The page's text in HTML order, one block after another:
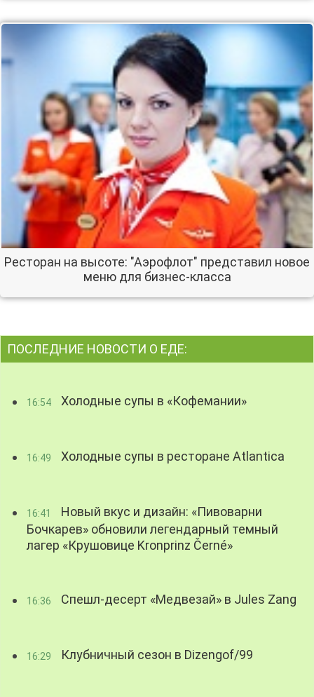
Ресторан на высоте: "Аэрофлот" представил новое
меню для бизнес-класса
ПОСЛЕДНИЕ НОВОСТИ О ЕДЕ:
16:54 Холодные супы в «Кофемании»
16:49 Холодные супы в ресторане Atlantica
16:41
Новый вкус и дизайн: «Пивоварни
Бочкарев» обновили легендарный темный
лагер «Крушовице Kronprinz Černé»
16:36 Спешл-десерт «Медвезай» в Jules Zang
16:29 Клубничный сезон в Dizengof/99